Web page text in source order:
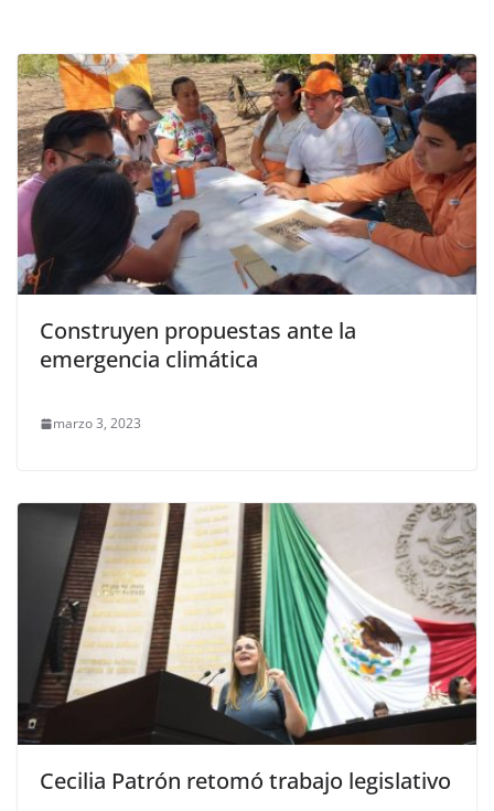
Construyen propuestas ante la
emergencia climática
marzo 3, 2023
Cecilia Patrón retomó trabajo legislativo